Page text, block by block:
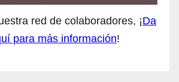
red de colaboradores, ¡Da
para más información!